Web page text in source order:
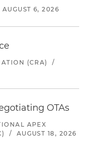
AUGUST 6, 2026
(CRA)
/
OTAs
APEX
/ AUGUST 18, 2026